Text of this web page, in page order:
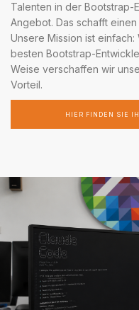
Talenten in der Bootstrap-
Angebot. Das schafft
Unsere Mission ist
besten Bootstrap-
Weise verschaffen wir
Vorteil.
HIER FINDEN SIE